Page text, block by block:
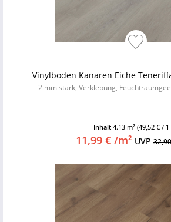
Vinylboden Kanaren Eiche
2 mm stark, Verklebung,
Inhalt 4.13 m² (49,52 € / 1
11,99 € /m² UVP